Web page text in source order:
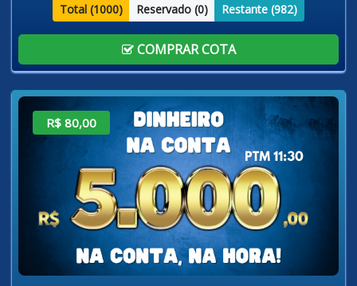
Total (1000) Reservado (0) Restante (982)
COMPRAR COTA
R$ 80,00